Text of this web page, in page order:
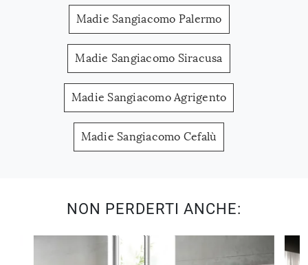
Madie Sangiacomo Palermo
Madie Sangiacomo Siracusa
Madie Sangiacomo Agrigento
Madie Sangiacomo Cefalù
NON PERDERTI ANCHE: